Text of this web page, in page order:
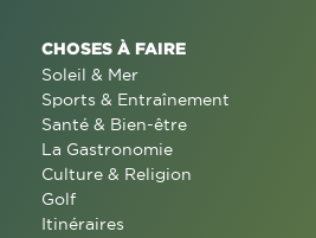
CHOSES À FAIRE
Soleil & Mer
Sports & Entraînement
Santé & Bien-être
La Gastronomie
Culture & Religion
Golf
Itinéraires